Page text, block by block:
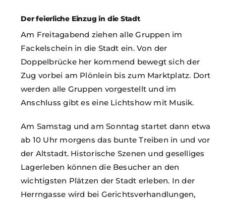
Der feierliche Einzug in die Stadt
Am Freitagabend ziehen alle Gruppen im
Fackelschein in die Stadt ein. Von der
Doppelbrücke her kommend bewegt sich der
Zug vorbei am Plönlein bis zum Marktplatz. Dort
werden alle Gruppen vorgestellt und im
Anschluss gibt es eine Lichtshow mit Musik.
Am Samstag und am Sonntag startet dann etwa
ab 10 Uhr morgens das bunte Treiben in und vor
der Altstadt. Historische Szenen und geselliges
Lagerleben können die Besucher an den
wichtigsten Plätzen der Stadt erleben. In der
Herrngasse wird bei Gerichtsverhandlungen,